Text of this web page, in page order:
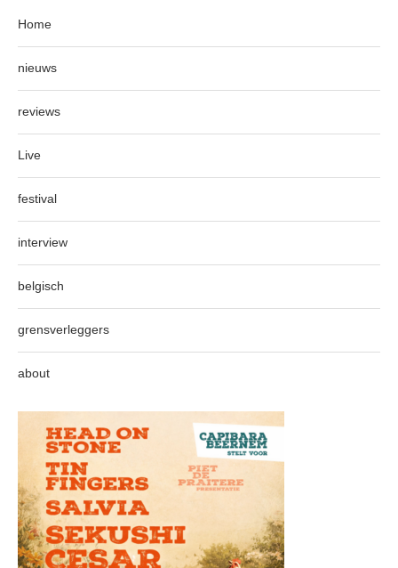
Home
nieuws
reviews
Live
festival
interview
belgisch
grensverleggers
about